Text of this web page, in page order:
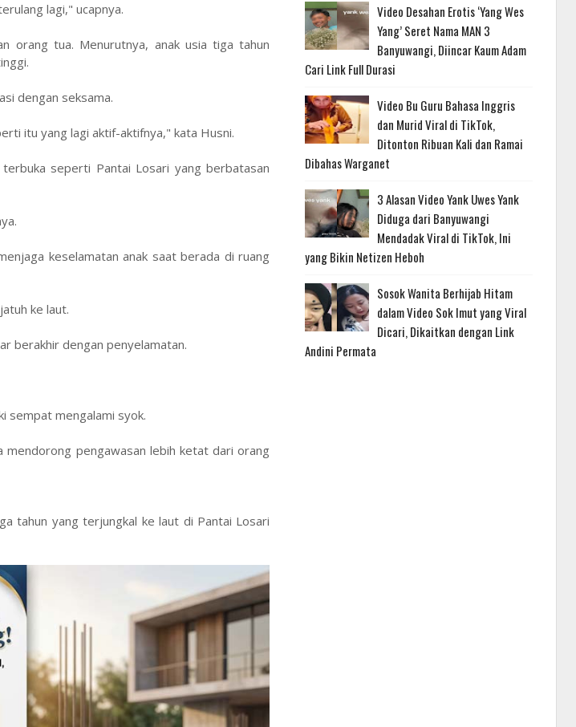
lagi," ucapnya.
orang tua. Menurutnya, anak usia tiga tahun
dengan seksama.
itu yang lagi aktif-aktifnya," kata Husni.
seperti Pantai Losari yang berbatasan
keselamatan anak saat berada di ruang
ke laut.
berakhir dengan penyelamatan.
sempat mengalami syok.
pengawasan lebih ketat dari orang
tahun yang terjungkal ke laut di Pantai Losari
Video Desahan Erotis ‘Yang Wes
Yang’ Seret Nama MAN 3
Banyuwangi, Diincar Kaum Adam
Cari Link Full Durasi
Video Bu Guru Bahasa Inggris
dan Murid Viral di TikTok,
Ditonton Ribuan Kali dan Ramai
Dibahas Warganet
3 Alasan Video Yank Uwes Yank
Diduga dari Banyuwangi
Mendadak Viral di TikTok, Ini
yang Bikin Netizen Heboh
Sosok Wanita Berhijab Hitam
dalam Video Sok Imut yang Viral
Dicari, Dikaitkan dengan Link
Andini Permata